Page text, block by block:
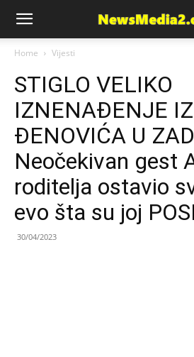
News
Media
Home Vijesti
STIGLO VELIKO
IZNENAĐENJE IZ
ĐENOVIĆA U
Neočekivan gest
roditelja ostavio
evo šta su joj
30/04/2023